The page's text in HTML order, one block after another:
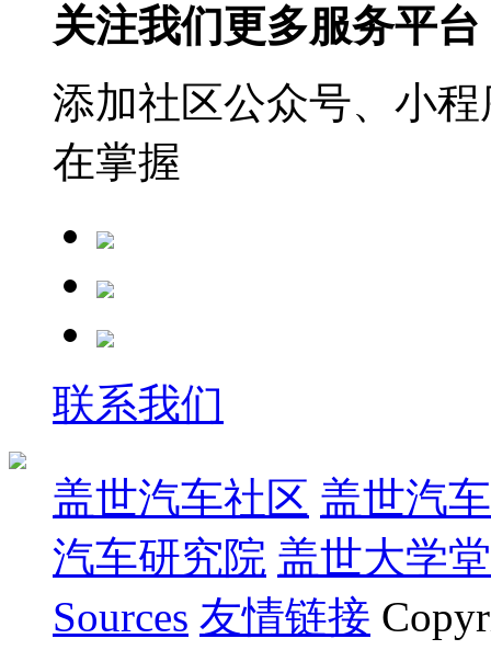
关注我们更多服务平台
添加社区公众号、小
在掌握
联系我们
盖世汽车社区 盖世汽
汽车研究院 盖世大学堂
Sources 友情链接